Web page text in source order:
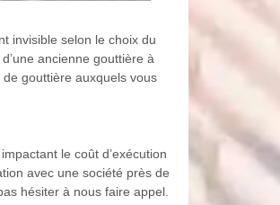
invisible selon le choix du
ancienne gouttière à
gouttière auxquels vous
le coût d’exécution
avec une société près de
hésiter à nous faire appel.